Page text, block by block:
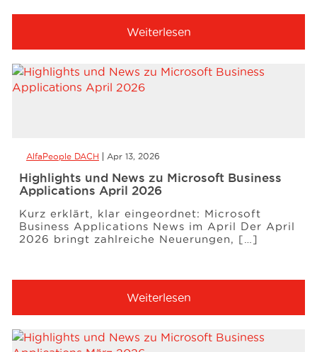
Weiterlesen
AlfaPeople DACH Apr 13, 2026
Highlights und News zu Microsoft Business
Applications April 2026
Kurz erklärt, klar eingeordnet: Microsoft
Business Applications News im April Der April
2026 bringt zahlreiche Neuerungen, […]
Weiterlesen